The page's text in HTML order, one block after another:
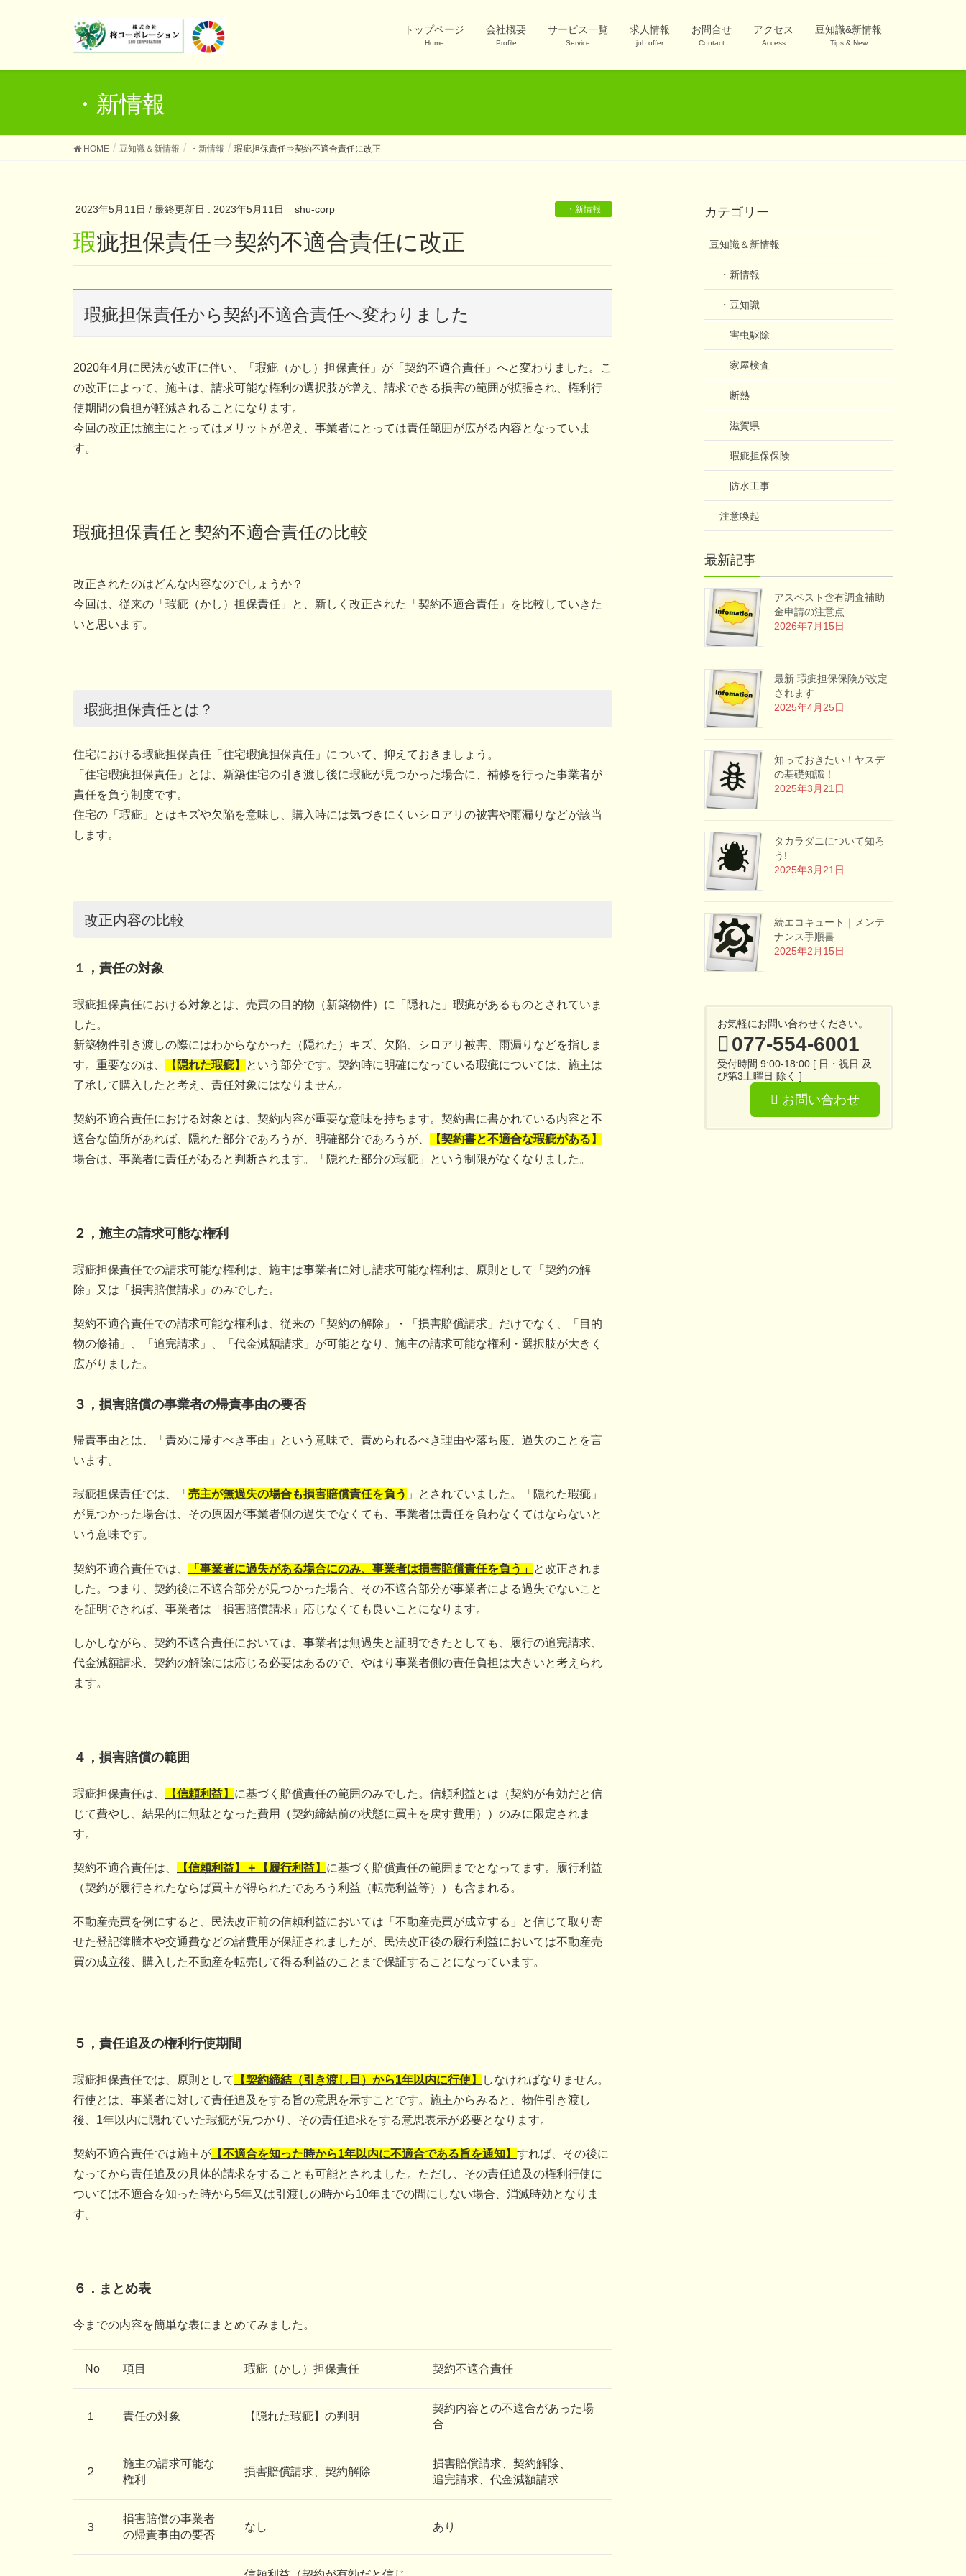
トップページ
Home
会社概要
Profile
サービス一覧
Service
求人情報
job offer
お問合せ
Contact
アクセス
Access
豆知識&新情報
Tips & New
・新情報
HOME 豆知識＆新情報 ・新情報 瑕疵担保責任⇒契約不適合責任に改正
2023年5月11日 / 最終更新日 : 2023年5月11日 shu-corp ・新情報
瑕疵担保責任⇒契約不適合責任に改正
瑕疵担保責任から契約不適合責任へ変わりました
2020年4月に民法が改正に伴い、「瑕疵（かし）担保責任」が「契約不適合責任」へと変わりました。こ
の改正によって、施主は、請求可能な権利の選択肢が増え、請求できる損害の範囲が拡張され、権利行
使期間の負担が軽減されることになります。
今回の改正は施主にとってはメリットが増え、事業者にとっては責任範囲が広がる内容となっていま
す。
瑕疵担保責任と契約不適合責任の比較
改正されたのはどんな内容なのでしょうか？
今回は、従来の「瑕疵（かし）担保責任」と、新しく改正された「契約不適合責任」を比較していきた
いと思います。
瑕疵担保責任とは？
住宅における瑕疵担保責任「住宅瑕疵担保責任」について、抑えておきましょう。
「住宅瑕疵担保責任」とは、新築住宅の引き渡し後に瑕疵が見つかった場合に、補修を行った事業者が
責任を負う制度です。
住宅の「瑕疵」とはキズや欠陥を意味し、購入時には気づきにくいシロアリの被害や雨漏りなどが該当
します。
改正内容の比較
１，責任の対象
瑕疵担保責任における対象とは、売買の目的物（新築物件）に「隠れた」瑕疵があるものとされていま
した。
新築物件引き渡しの際にはわからなかった（隠れた）キズ、欠陥、シロアリ被害、雨漏りなどを指しま
す。重要なのは、
【隠れた瑕疵】
という部分です。契約時に明確になっている瑕疵については、施主は
了承して購入したと考え、責任対象にはなりません。
契約不適合責任における対象とは、契約内容が重要な意味を持ちます。契約書に書かれている内容と不
適合な箇所があれば、隠れた部分であろうが、明確部分であろうが、
【契約書と不適合な瑕疵がある】
場合は、事業者に責任があると判断されます。「隠れた部分の瑕疵」という制限がなくなりました。
２，施主の請求可能な権利
瑕疵担保責任での請求可能な権利は、施主は事業者に対し請求可能な権利は、原則として「契約の解
除」又は「損害賠償請求」のみでした。
契約不適合責任での請求可能な権利は、従来の「契約の解除」・「損害賠償請求」だけでなく、「目的
物の修補」、「追完請求」、「代金減額請求」が可能となり、施主の請求可能な権利・選択肢が大きく
広がりました。
３，損害賠償の事業者の帰責事由の要否
帰責事由とは、「責めに帰すべき事由」という意味で、責められるべき理由や落ち度、過失のことを言
います。
瑕疵担保責任では、「 売主が無過失の場合も損害賠償責任を負う 」とされていました。「隠れた瑕疵」
が見つかった場合は、その原因が事業者側の過失でなくても、事業者は責任を負わなくてはならないと
いう意味です。
契約不適合責任では、 「事業者に過失がある場合にのみ、事業者は損害賠償責任を負う」
と改正されま
した。つまり、契約後に不適合部分が見つかった場合、その不適合部分が事業者による過失でないこと
を証明できれば、事業者は「損害賠償請求」応じなくても良いことになります。
しかしながら、契約不適合責任においては、事業者は無過失と証明できたとしても、履行の追完請求、
代金減額請求、契約の解除には応じる必要はあるので、やはり事業者側の責任負担は大きいと考えられ
ます。
４，損害賠償の範囲
瑕疵担保責任は、 【信頼利益】 に基づく賠償責任の範囲のみでした。信頼利益とは（契約が有効だと信
じて費やし、結果的に無駄となった費用（契約締結前の状態に買主を戻す費用））のみに限定されま
す。
契約不適合責任は、 【信頼利益】＋【履行利益】 に基づく賠償責任の範囲までとなってます。履行利益
（契約が履行されたならば買主が得られたであろう利益（転売利益等））も含まれる。
不動産売買を例にすると、民法改正前の信頼利益においては「不動産売買が成立する」と信じて取り寄
せた登記簿謄本や交通費などの諸費用が保証されましたが、民法改正後の履行利益においては不動産売
買の成立後、購入した不動産を転売して得る利益のことまで保証することになっています。
５，責任追及の権利行使期間
瑕疵担保責任では、原則として 【契約締結（引き渡し日）から1年以内に行使】
しなければなりません。
行使とは、事業者に対して責任追及をする旨の意思を示すことです。施主からみると、物件引き渡し
後、1年以内に隠れていた瑕疵が見つかり、その責任追求をする意思表示が必要となります。
契約不適合責任では施主が 【不適合を知った時から1年以内に不適合である旨を通知】 すれば、その後に
なってから責任追及の具体的請求をすることも可能とされました。ただし、その責任追及の権利行使に
ついては不適合を知った時から5年又は引渡しの時から10年までの間にしない場合、消滅時効となりま
す。
６．まとめ表
今までの内容を簡単な表にまとめてみました。
No 項目 瑕疵（かし）担保責任 契約不適合責任
１ 責任の対象 【隠れた瑕疵】の判明
契約内容との不適合があった場
合
２
施主の請求可能な
権利
損害賠償請求、契約解除
損害賠償請求、契約解除、
追完請求、代金減額請求
３
損害賠償の事業者
の帰責事由の要否
なし あり
カテゴリー
豆知識＆新情報
・新情報
・豆知識
害虫駆除
家屋検査
断熱
滋賀県
瑕疵担保保険
防水工事
注意喚起
最新記事
アスベスト含有調査補助
金申請の注意点
2026年7月15日
最新 瑕疵担保保険が改定
されます
2025年4月25日
知っておきたい！ヤスデ
の基礎知識！
2025年3月21日
タカラダニについて知ろ
う!
2025年3月21日
続エコキュート｜メンテ
ナンス手順書
2025年2月15日
お気軽にお問い合わせください。
077-554-6001
受付時間 9:00-18:00 [ 日・祝日 及
び第3土曜日 除く ]
お問い合わせ